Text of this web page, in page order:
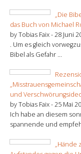
„Die
das Buch von Michael
by Tobias Faix -28 Juni
. Um es gleich
Bibel als Gefahr ...
und
by Tobias Faix -25 Mai
Ich habe an diesem
spannende und
„Hände